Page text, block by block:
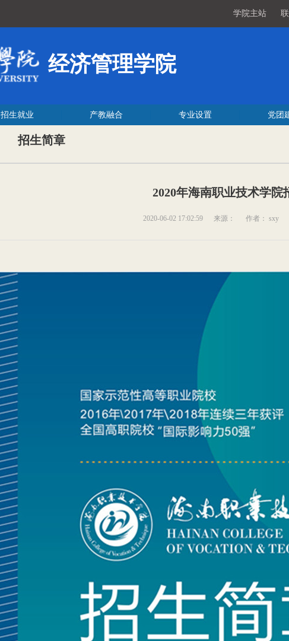
学院主站
经济管理学院
招生就业 产教融合 专业设置 党团
招生简章
2020年海南职业技术学院
2020-06-02 17:02:59 来源： 作者： sxy